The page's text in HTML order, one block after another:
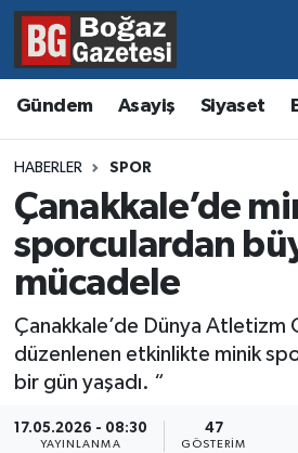
Gündem Asayiş Siyaset
HABERLER SPOR
Çanakkale’de
sporculardan
mücadele
Çanakkale’de Dünya Atletizm
düzenlenen etkinlikte minik
bir gün yaşadı. “
17.05.2026 - 08:30
YAYINLANMA
47
GÖSTERIM
Asayiş
Eğitim
Ekonomi
Gündem
Magazin
Hava Durumu
Trafik Durumu
Süper Lig Puan Durumu ve
Tüm Manşetler
Haber Arşivi